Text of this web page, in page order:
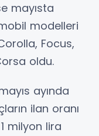
mayısta
modelleri
Focus,
oldu.
ayında
ilan oranı
milyon lira